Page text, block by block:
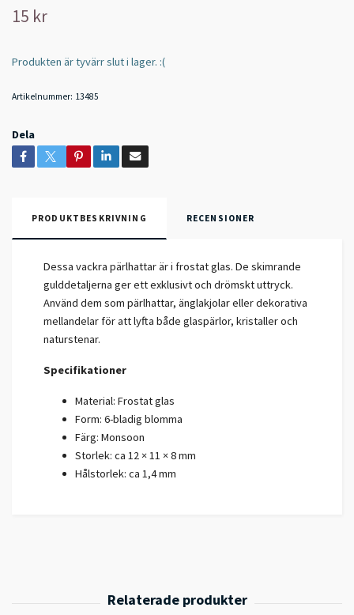
15 kr
Produkten är tyvärr slut i lager. :(
Artikelnummer: 13485
Dela
PRODUKTBESKRIVNING RECENSIONER
Dessa vackra pärlhattar är i frostat glas. De skimrande
gulddetaljerna ger ett exklusivt och drömskt uttryck.
Använd dem som pärlhattar, änglakjolar eller dekorativa
mellandelar för att lyfta både glaspärlor, kristaller och
naturstenar.
Specifikationer
Material: Frostat glas
Form: 6-bladig blomma
Färg: Monsoon
Storlek: ca 12 × 11 × 8 mm
Hålstorlek: ca 1,4 mm